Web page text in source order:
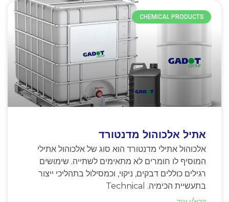
CHEMICAL PRODUCTS
אתיל אלכוהול מדנטורד
אלכוהול אתילי מדנטורד הוא סוג של אלכוהול אתילי
המוסיף לו חומרים לא מתאימים לשתייה. שימושים
רגילים כוללים דבקים, ניקוי, וכמסילול בתהליכי ייצור
בתעשיית הכימיה. Technical